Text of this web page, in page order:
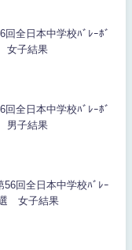
回全日本中学校ﾊﾞﾚｰﾎﾞ
女子結果
回全日本中学校ﾊﾞﾚｰﾎﾞ
男子結果
56回全日本中学校ﾊﾞﾚｰ
選 女子結果